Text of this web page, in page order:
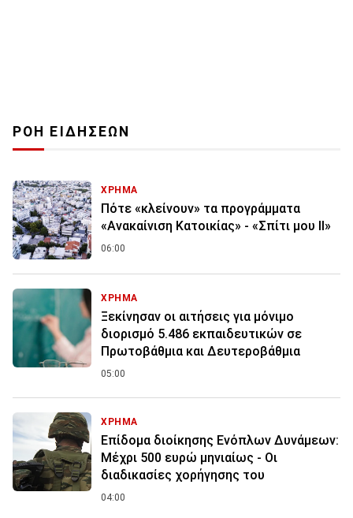
ΡΟΗ ΕΙΔΗΣΕΩΝ
ΧΡΗΜΑ
Πότε «κλείνουν» τα προγράμματα
«Ανακαίνιση Κατοικίας» - «Σπίτι μου ΙΙ»
06:00
ΧΡΗΜΑ
Ξεκίνησαν οι αιτήσεις για μόνιμο
διορισμό 5.486 εκπαιδευτικών σε
Πρωτοβάθμια και Δευτεροβάθμια
05:00
ΧΡΗΜΑ
Επίδομα διοίκησης Ενόπλων Δυνάμεων:
Μέχρι 500 ευρώ μηνιαίως - Οι
διαδικασίες χορήγησης του
04:00